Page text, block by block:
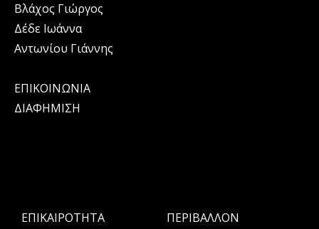
Βλάχος Γιώργος
Δέδε Ιωάννα
Αντωνίου Γιάννης
ΕΠΙΚΟΙΝΩΝΙΑ
ΔΙΑΦΗΜΙΣΗ
ΕΠΙΚΑΙΡΟΤΗΤΑ
ΠΕΡΙΒΑΛΛΟΝ